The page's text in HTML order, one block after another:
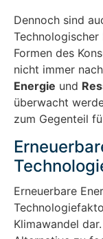
Dennoch sind
Formen des
nicht immer
Energie und
überwacht
zum Gegenteil
Erneuerbare
Klimawandel